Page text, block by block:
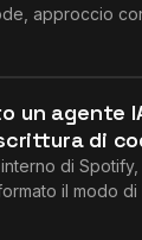
approccio
un agente
di
sviluppatori
di
il modo
hanno scritto